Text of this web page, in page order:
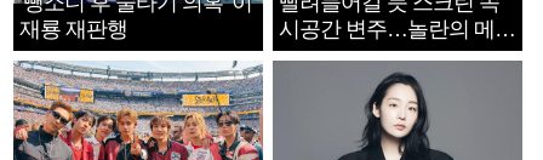
재룡 재판행
시공간 변주…놀란의 메시
지는 ‘전쟁 속죄’